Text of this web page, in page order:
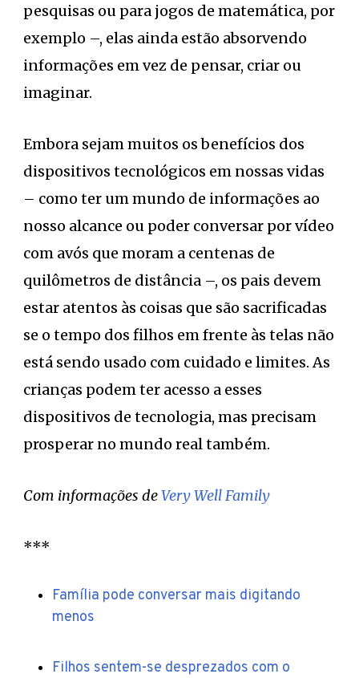
pesquisas ou para jogos de matemática, por
exemplo –, elas ainda estão absorvendo
informações em vez de pensar, criar ou
imaginar.
Embora sejam muitos os benefícios dos
dispositivos tecnológicos em nossas vidas
– como ter um mundo de informações ao
nosso alcance ou poder conversar por vídeo
com avós que moram a centenas de
quilômetros de distância –, os pais devem
estar atentos às coisas que são sacrificadas
se o tempo dos filhos em frente às telas não
está sendo usado com cuidado e limites. As
crianças podem ter acesso a esses
dispositivos de tecnologia, mas precisam
prosperar no mundo real também.
Com informações deVery Well Family
***
Família pode conversar mais digitando
menos
Filhos sentem-se desprezados com o